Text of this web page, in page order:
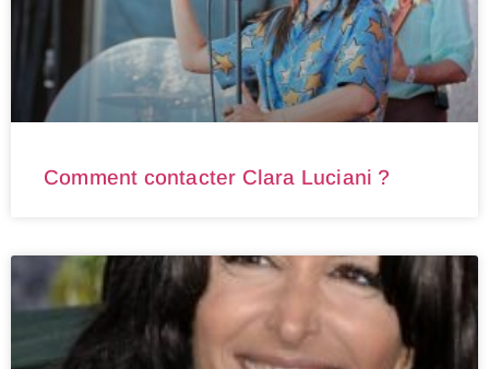
Comment contacter Clara Luciani ?